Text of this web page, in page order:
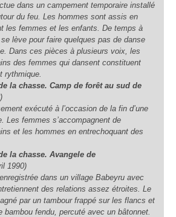
dans un campement temporaire installé
du feu. Les hommes sont assis en
les femmes et les enfants. De temps à
lève pour faire quelques pas de danse
Dans ces pièces à plusieurs voix, les
des femmes qui dansent constituent
rythmique.
la chasse. Camp de forêt au sud de
exécuté à l’occasion de la fin d’une
Les femmes s’accompagnent de
et les hommes en entrechoquant des
la chasse. Avangele de
1990)
dans un village Babeyru avec
des relations assez étroites. Le
par un tambour frappé sur les flancs et
bambou fendu, percuté avec un bâtonnet.